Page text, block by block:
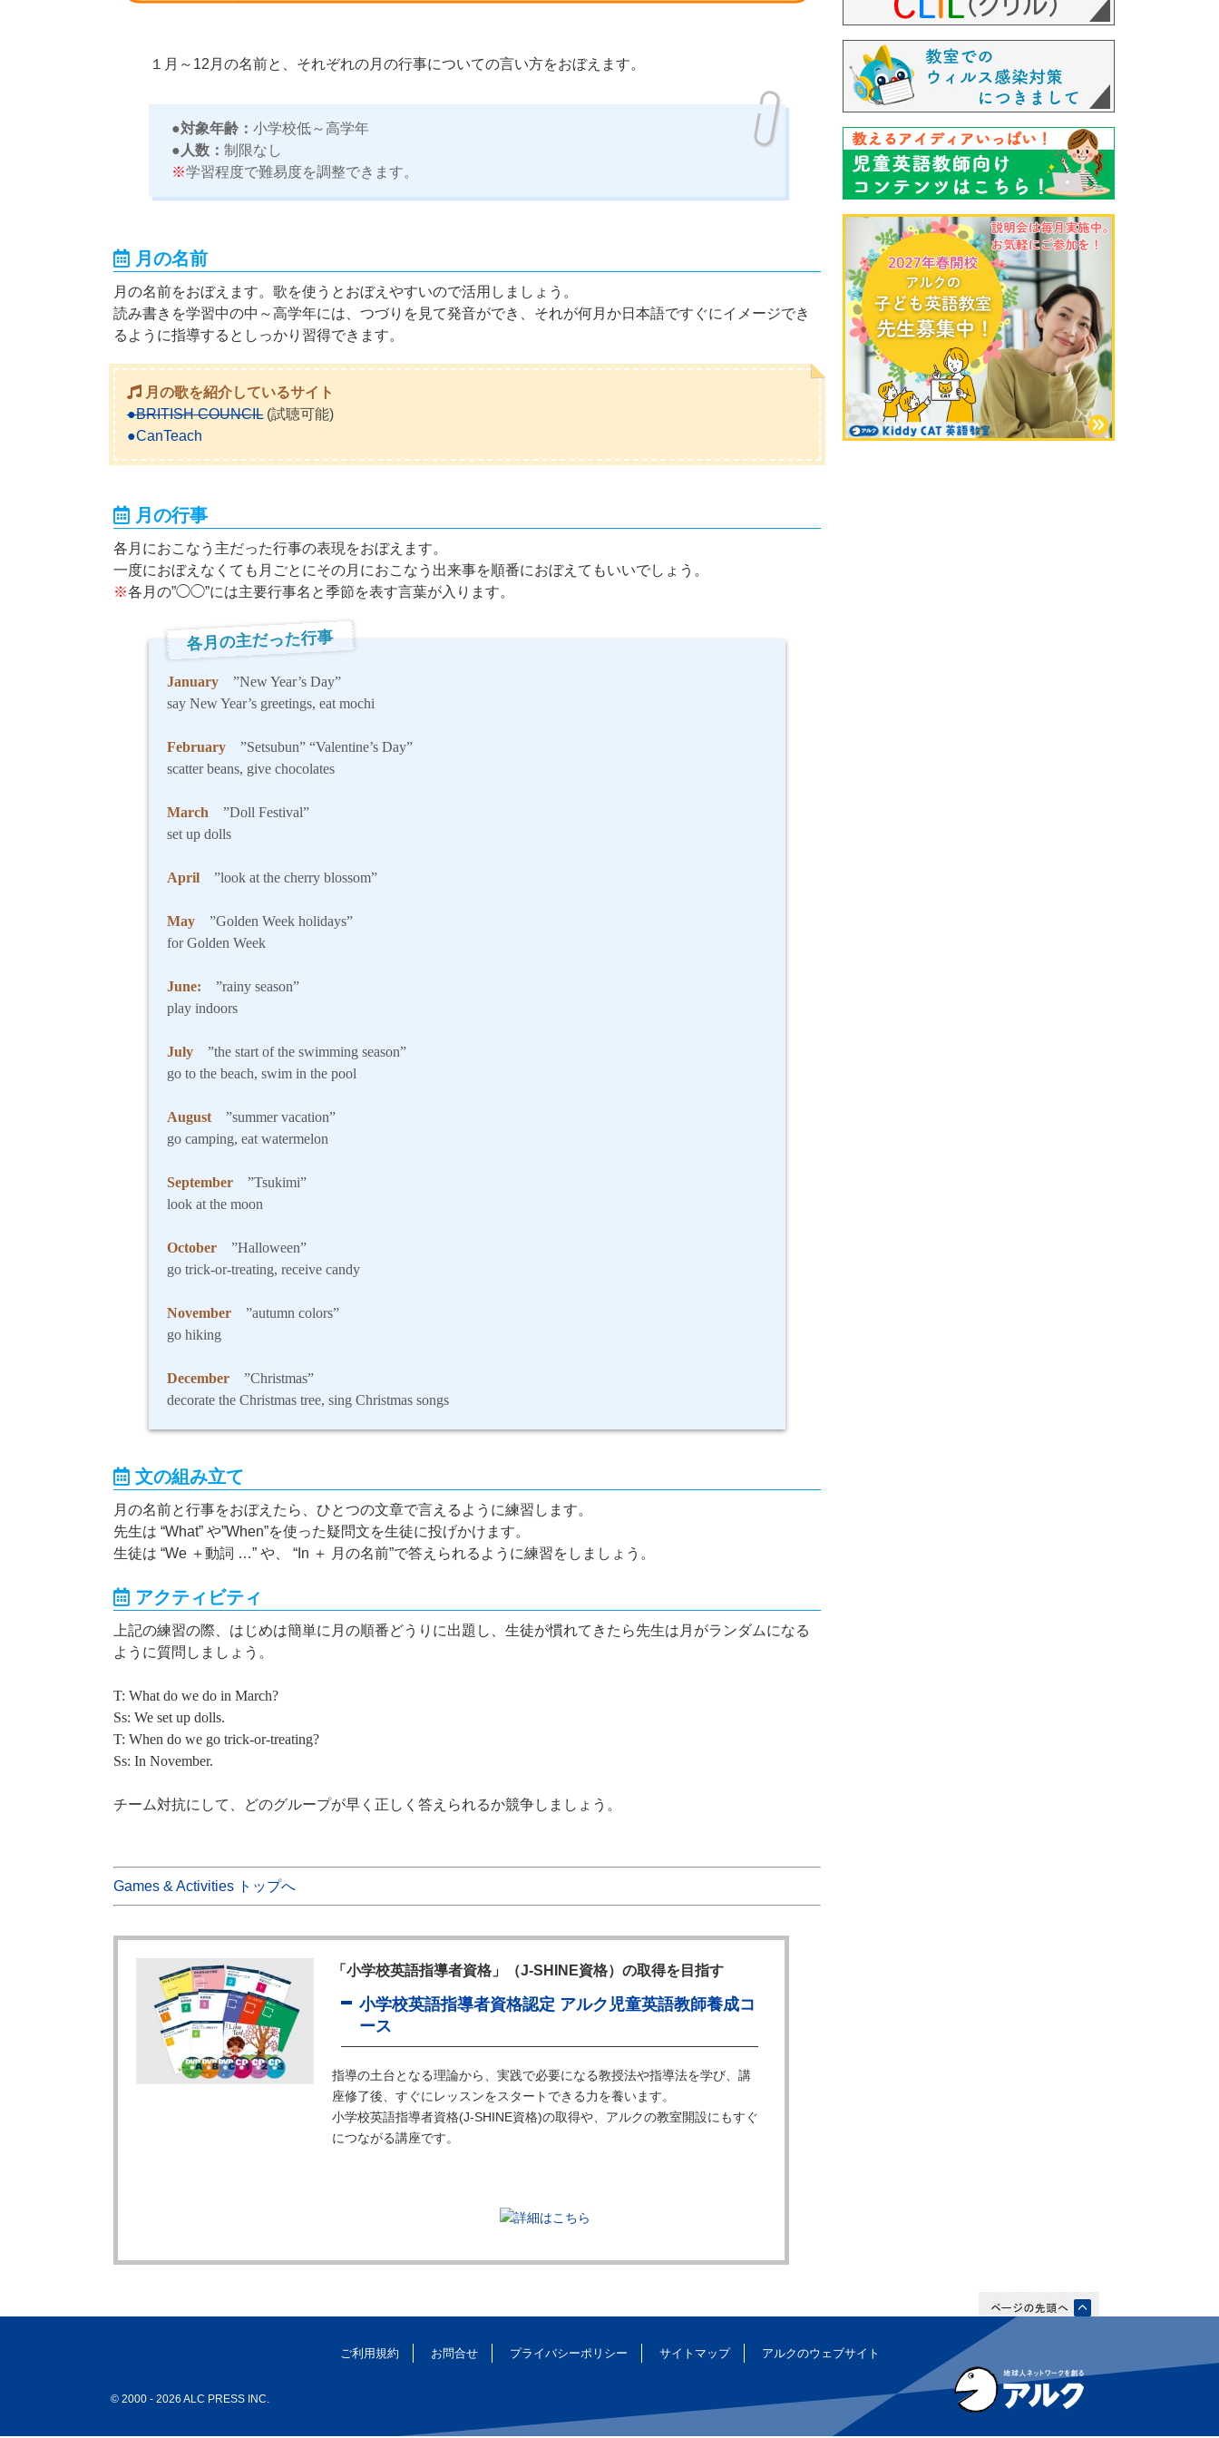
１月～12月の名前と、それぞれの月の行事についての言い方をおぼえます。
●対象年齢： 小学校低～高学年
●人数： 制限なし
※学習程度で難易度を調整できます。
月の名前
月の名前をおぼえます。歌を使うとおぼえやすいので活用しましょう。
読み書きを学習中の中～高学年には、つづりを見て発音ができ、それが何月か日本語ですぐにイメージでき
るように指導するとしっかり習得できます。
月の歌を紹介しているサイト
●BRITISH COUNCIL(試聴可能)
●CanTeach
月の行事
各月におこなう主だった行事の表現をおぼえます。
一度におぼえなくても月ごとにその月におこなう出来事を順番におぼえてもいいでしょう。
※各月の”◯◯”には主要行事名と季節を表す言葉が入ります。
各月の主だった行事
January ”New Year’s Day”
say New Year’s greetings, eat mochi
February ”Setsubun” “Valentine’s Day”
scatter beans, give chocolates
March ”Doll Festival”
set up dolls
April ”look at the cherry blossom”
May ”Golden Week holidays”
for Golden Week
June: ”rainy season”
play indoors
July ”the start of the swimming season”
go to the beach, swim in the pool
August ”summer vacation”
go camping, eat watermelon
September ”Tsukimi”
look at the moon
October ”Halloween”
go trick-or-treating, receive candy
November ”autumn colors”
go hiking
December ”Christmas”
decorate the Christmas tree, sing Christmas songs
文の組み立て
月の名前と行事をおぼえたら、ひとつの文章で言えるように練習します。
先生は “What” や”When”を使った疑問文を生徒に投げかけます。
生徒は “We ＋動詞 …” や、 “In ＋ 月の名前”で答えられるように練習をしましょう。
アクティビティ
上記の練習の際、はじめは簡単に月の順番どうりに出題し、生徒が慣れてきたら先生は月がランダムになる
ように質問しましょう。
T: What do we do in March?
Ss: We set up dolls.
T: When do we go trick-or-treating?
Ss: In November.
チーム対抗にして、どのグループが早く正しく答えられるか競争しましょう。
Games & Activities トップへ
「小学校英語指導者資格」（J-SHINE資格）の取得を目指す
小学校英語指導者資格認定 アルク児童英語教師養成コ
ース
指導の土台となる理論から、実践で必要になる教授法や指導法を学び、講
座修了後、すぐにレッスンをスタートできる力を養います。
小学校英語指導者資格(J-SHINE資格)の取得や、アルクの教室開設にもすぐ
につながる講座です。
ご利用規約 お問合せ プライバシーポリシー サイトマップ アルクのウェブサイト
© 2000 - 2026 ALC PRESS INC.